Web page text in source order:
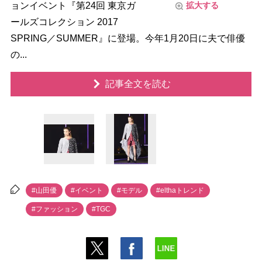
拡大する
ョンイベント『第24回 東京ガ
ールズコレクション 2017
SPRING／SUMMER』に登場。今年1月20日に夫で俳優
の...
記事全文を読む
#山田優 #イベント #モデル #elthaトレンド
#ファッション #TGC